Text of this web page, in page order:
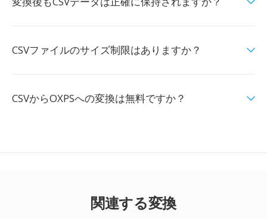
CSVファイルのサイズ制限はありますか？
CSVからOXPSへの変換は無料ですか？
関連する変換